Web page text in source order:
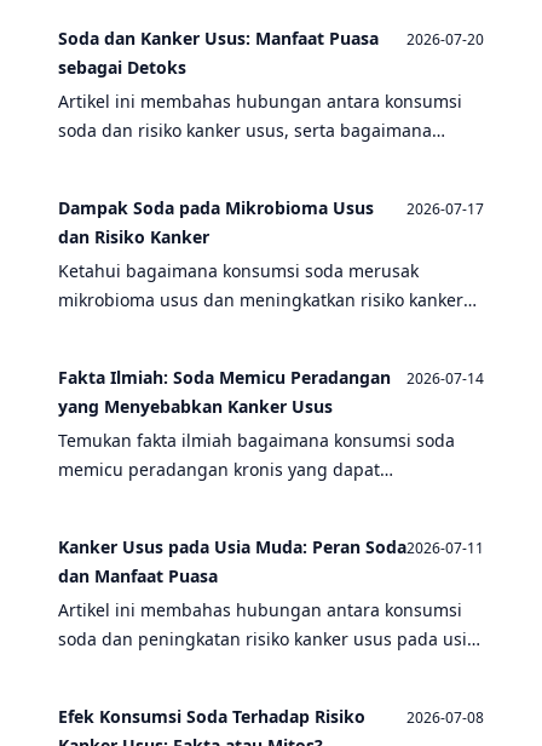
kesehatan usus.
Soda dan Kanker Usus: Manfaat Puasa
sebagai Detoks
2026-07-20
Artikel ini membahas hubungan antara konsumsi
soda dan risiko kanker usus, serta bagaimana
Dampak Soda pada Mikrobioma Usus
dan Risiko Kanker
2026-07-17
Ketahui bagaimana konsumsi soda merusak
mikrobioma usus dan meningkatkan risiko kanker
Fakta Ilmiah: Soda Memicu Peradangan
yang Menyebabkan Kanker Usus
2026-07-14
Temukan fakta ilmiah bagaimana konsumsi soda
memicu peradangan kronis yang dapat
Kanker Usus pada Usia Muda: Peran Soda
dan Manfaat Puasa
2026-07-11
Artikel ini membahas hubungan antara konsumsi
soda dan peningkatan risiko kanker usus pada usia
Efek Konsumsi Soda Terhadap Risiko
2026-07-08